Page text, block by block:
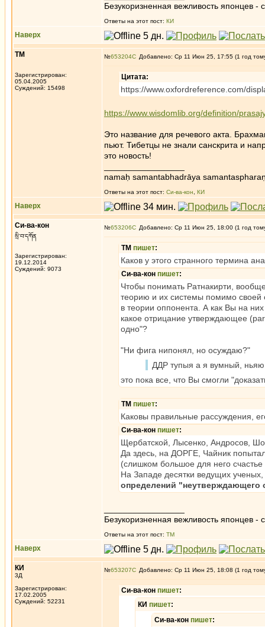
Безукоризненная вежливость японцев -
Ответы на этот пост: КИ
Наверх
ТМ
Зарегистрирован:
05.04.2005
Суждений: 15498
№653204 Добавлено: Ср 11 Июн 25, 17:55 (1 год
Цитата:
https://www.oxfordreference.com/
https://www.wisdomlib.org/definition/
Это название для речевого акта.
пьют. Тибетцы не знали санскрита и
это новость!
namaḥ samantabhadrāya
Ответы на этот пост: Си-ва-кон КИ
Наверх
Си-ва-кон
སྲི་བ་དཀོན
Зарегистрирован:
19.12.2014
Суждений: 9073
№653206 Добавлено: Ср 11 Июн 25, 18:00 (1 год
ТМ пишет:
Каков у этого странного термина
Си-ва-кон пишет:
Чтобы понимать Ратнакирти,
теорию и их системы помимо своей
в теории оппонента. А как Вы на
какое отрицание утверждающее
одно"?
"Ни фига нипонял, но осуждаю?"
ДДР тупыя а я вумный,
это пока все, что Вы смогли
ТМ пишет:
Каковы правильные рассуждения,
Си-ва-кон пишет:
Щербатской, Лысенко, Андросов,
Да здесь, на ДОРГЕ, Чайник
(слишком большое для него
На Западе десятки ведущих
определений
Безукоризненная вежливость японцев -
Ответы на этот пост: ТМ
Наверх
КИ
3Д
Зарегистрирован:
17.02.2005
Суждений: 52231
№653207 Добавлено: Ср 11 Июн 25, 18:08 (1 год
Си-ва-кон пишет:
КИ пишет:
Си-ва-кон пишет: